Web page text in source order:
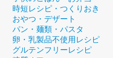
時短レシピ・つくりおき
おやつ・デザート
パン・麺類・パスタ
卵・乳製品不使用レシピ
グルテンフリーレシピ